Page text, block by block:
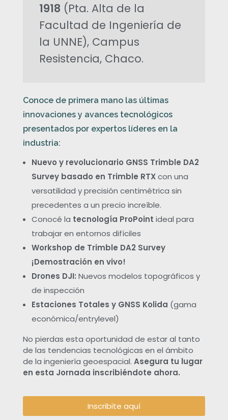
L
a
u
c
n
1918 (Pta. Alta de la
Facultad de Ingeniería de
la UNNE), Campus
Resistencia, Chaco.
Conoce de primera mano las últimas
innovaciones y avances tecnológicos
presentados por expertos líderes en la
industria:
Nuevo y revolucionario GNSS Trimble DA2
Survey basado en Trimble RTXcon una
versatilidad y precisión centimétrica sin
precedentes a un precio increíble.
Conocé la tecnología ProPoint ideal para
trabajar en entornos difíciles
Workshop de Trimble DA2 Survey
¡Demostración en vivo!
Drones DJI: Nuevos modelos topográficos y
de inspección
Estaciones Totales y GNSS Kolida (gama
económica/entrylevel)
No pierdas esta oportunidad de estar al tanto
de las tendencias tecnológicas en el ámbito
de la ingeniería geoespacial. Asegura tu lugar
en esta Jornada inscribiéndote ahora.
Inscribite aquí